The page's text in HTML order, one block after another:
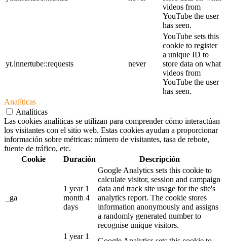
videos from
YouTube the user
has seen.
yt.innertube::requests never
YouTube sets this
cookie to register
a unique ID to
store data on what
videos from
YouTube the user
has seen.
Analíticas
Analíticas
Las cookies analíticas se utilizan para comprender cómo interactúan
los visitantes con el sitio web. Estas cookies ayudan a proporcionar
información sobre métricas: número de visitantes, tasa de rebote,
fuente de tráfico, etc.
Cookie
Duración Descripción
_ga
1 year 1
month 4
days
Google Analytics sets this cookie to
calculate visitor, session and campaign
data and track site usage for the site's
analytics report. The cookie stores
information anonymously and assigns
a randomly generated number to
recognise unique visitors.
1 year 1